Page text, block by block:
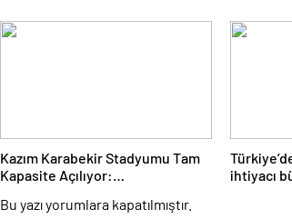
Kazım Karabekir Stadyumu Tam
Kapasite Açılıyor:
Galatasaray
ihtiyacı
Bu yazı yorumlara kapatılmıştır.